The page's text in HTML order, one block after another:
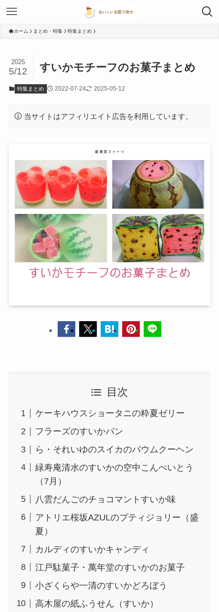
ホーム まとめ・特集 特集まとめ
すいかモチーフのお菓子まとめ
2025
5/12
特集まとめ 2022-07-24 2025-05-12
当サイトはアフィリエイト広告を利用しています。
目次
ケーキハウスショータニの粋夏ゼリー
フラーズのすいかパン
ら・それいゆのスイカのバウムクーヘン
緑寿庵清水のすいかの空中こんぺいとう
（7月）
八雲だんごのチョコマントすいか味
アトリエ桜坂AZULのプティジョリー（盛
夏）
カルディのすいかキャンディ
江戸駄菓子・萬年堂のすいかのお菓子
小ざくらや一清のすいかどろぼう
高木屋の紙ふうせん（すいか）